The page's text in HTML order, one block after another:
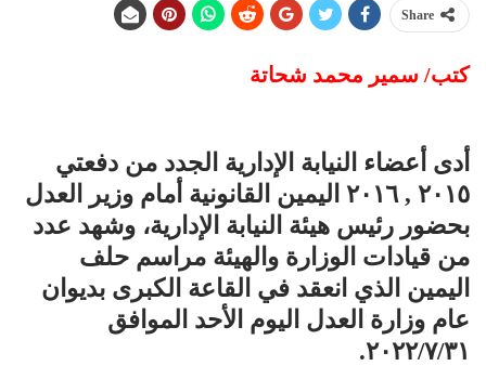
Share
كتب/ سمير محمد شحاتة
أدى أعضاء النيابة الإدارية الجدد من دفعتي
٢٠١٥ , ٢٠١٦ اليمين القانونية أمام وزير العدل
بحضور رئيس هيئة النيابة الإدارية، وشهد عدد
من قيادات الوزارة والهيئة مراسم حلف
اليمين الذي انعقد في القاعة الكبرى بديوان
عام وزارة العدل اليوم الأحد الموافق
٢٠٢٢/٧/٣١.